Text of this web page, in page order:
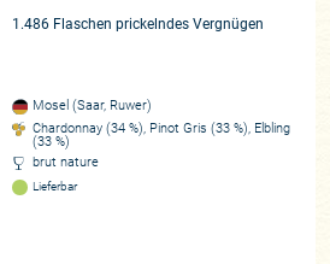
Jonas alles stimmig ist. Den
für den die obere Mosel bekannt
von 2018 reinsortig als
Später entschied er sich für
einem Anteil an Pinot Gris.
und der Chardonnay. Die Cuvée
Limestone“, nun aber „Pure
stärker auf dieses Gestein zu
Prinzip sichtbar: Optimieren, aus
1.486 Flaschen prickelndes Vergnügen
Mosel (Saar, Ruwer)
Chardonnay (34 %), Pinot Gris (33 %), Elbling
(33 %)
brut nature
Lieferbar